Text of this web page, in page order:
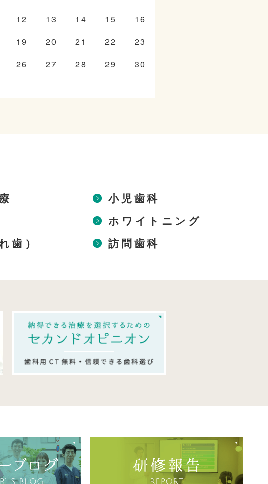
12 13 14 15
16
19 20 21 22
23
26 27 28 29
30
小児歯科
ホワイトニング
歯） 訪問歯科